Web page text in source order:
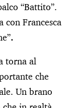
“Battito”.
con Francesca
.
torna al
che
Un brano